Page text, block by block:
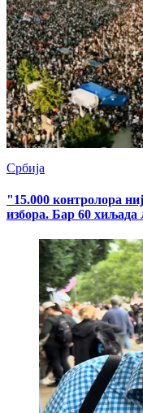
Србија
"15.000 контролора
избора. Бар 60 хиљада